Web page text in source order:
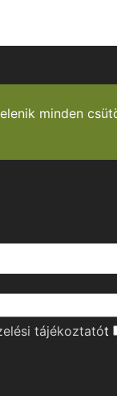
minden
tájékoztatót